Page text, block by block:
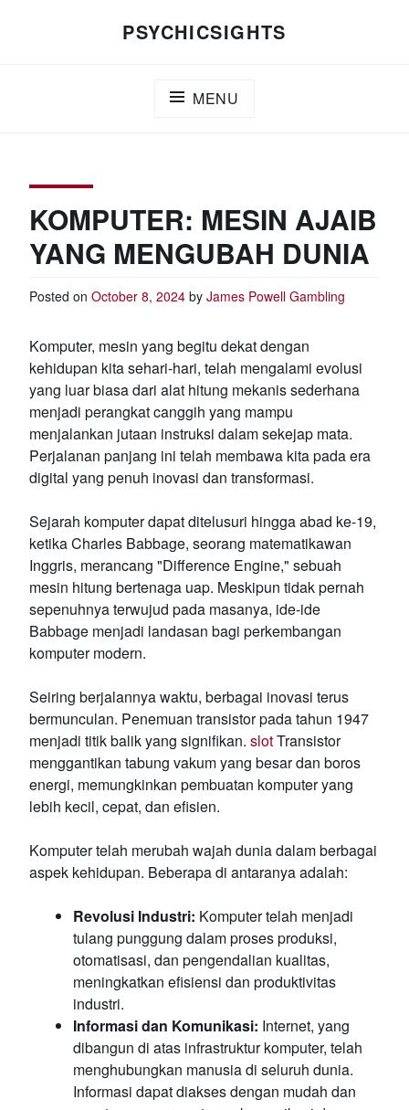
PSYCHICSIGHTS
MENU
KOMPUTER: MESIN AJAIB
YANG MENGUBAH DUNIA
Posted on October 8, 2024 by James Powell Gambling
Komputer, mesin yang begitu dekat dengan
kehidupan kita sehari-hari, telah mengalami evolusi
yang luar biasa dari alat hitung mekanis sederhana
menjadi perangkat canggih yang mampu
menjalankan jutaan instruksi dalam sekejap mata.
Perjalanan panjang ini telah membawa kita pada era
digital yang penuh inovasi dan transformasi.
Sejarah komputer dapat ditelusuri hingga abad ke-19,
ketika Charles Babbage, seorang matematikawan
Inggris, merancang "Difference Engine," sebuah
mesin hitung bertenaga uap. Meskipun tidak pernah
sepenuhnya terwujud pada masanya, ide-ide
Babbage menjadi landasan bagi perkembangan
komputer modern.
Seiring berjalannya waktu, berbagai inovasi terus
bermunculan. Penemuan transistor pada tahun 1947
menjadi titik balik yang signifikan. slotTransistor
menggantikan tabung vakum yang besar dan boros
energi, memungkinkan pembuatan komputer yang
lebih kecil, cepat, dan efisien.
Komputer telah merubah wajah dunia dalam berbagai
aspek kehidupan. Beberapa di antaranya adalah:
Revolusi Industri: Komputer telah menjadi
tulang punggung dalam proses produksi,
otomatisasi, dan pengendalian kualitas,
meningkatkan efisiensi dan produktivitas
industri.
Informasi dan Komunikasi: Internet, yang
dibangun di atas infrastruktur komputer, telah
menghubungkan manusia di seluruh dunia.
Informasi dapat diakses dengan mudah dan